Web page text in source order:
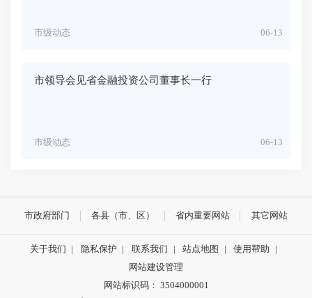
06-13
市级动态
市领导会见省金融投资公司董事长一行
06-13
市级动态
市政府部门 各县（市、区） 省内重要网站 其它网站
关于我们 | 隐私保护 | 联系我们 | 站点地图 | 使用帮助
|
网站建设管理
网站标识码： 3504000001